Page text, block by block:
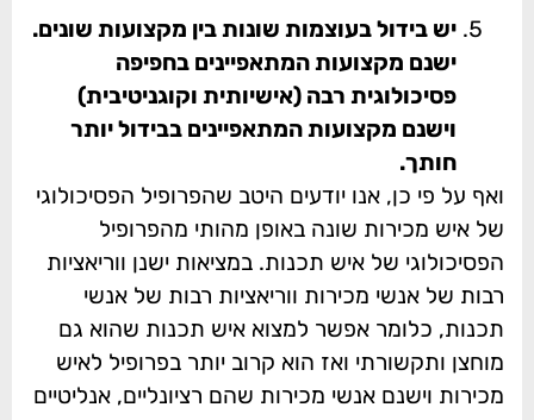
יש בידול בעוצמות שונות בין מקצועות שונים.
ישנם מקצועות המתאפיינים בחפיפה
פסיכולוגית רבה (אישיותית וקוגניטיבית)
וישנם מקצועות המתאפיינים בבידול יותר
חותך.
ואף על פי כן, אנו יודעים היטב שהפרופיל הפסיכולוגי
של איש מכירות שונה באופן מהותי מהפרופיל
הפסיכולוגי של איש תכנות. במציאות ישנן ווריאציות
רבות של אנשי מכירות ווריאציות רבות של אנשי
תכנות, כלומר אפשר למצוא איש תכנות שהוא גם
מוחצן ותקשורתי ואז הוא קרוב יותר בפרופיל לאיש
מכירות וישנם אנשי מכירות שהם רציונליים, אנליטיים